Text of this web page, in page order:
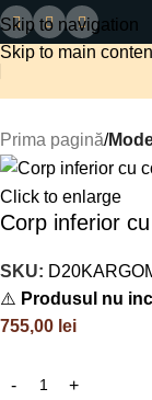
Skip to navigation
Skip to main
Prima pagină
Click to enlarge
Corp inferior
SKU:
⚠️ Produsul nu
755,00 lei